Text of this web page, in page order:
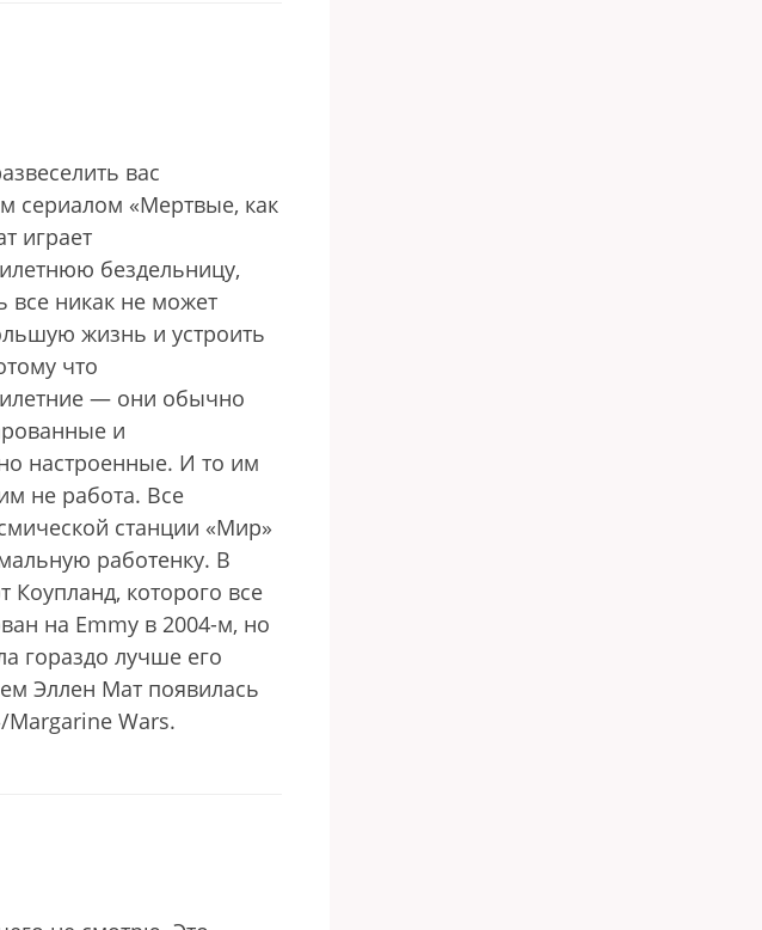
вас
сериалом «Мертвые, как
играет
бездельницу,
все никак не может
жизнь и устроить
что
— они обычно
и
настроенные. И то им
не работа. Все
станции «Мир»
работенку. В
которого все
на Emmy в 2004-м, но
гораздо лучше его
Эллен Мат появилась
Wars.